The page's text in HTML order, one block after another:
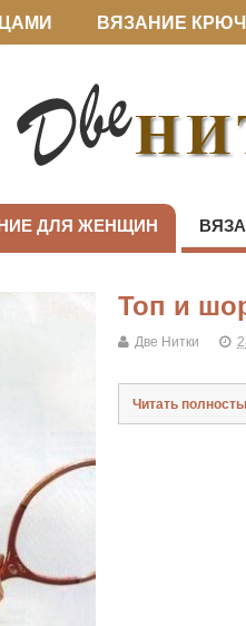
ВЯЗАНИЕ
ДЛЯ ЖЕНЩИН
Топ и
Две Нитки
Читать